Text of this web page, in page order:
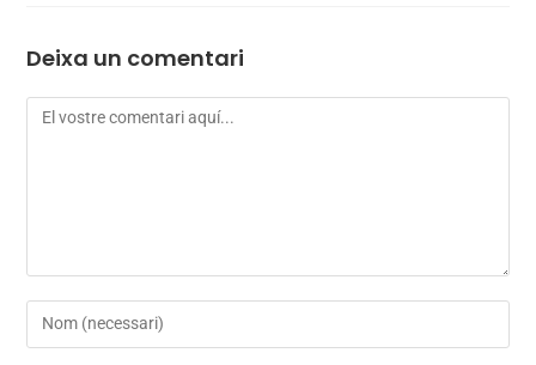
Deixa un comentari